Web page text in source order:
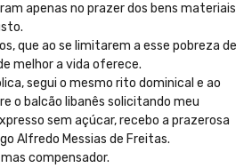
apenas no prazer dos bens materiais
que ao se limitarem a esse pobreza de
melhor a vida oferece.
segui o mesmo rito dominical e ao
o balcão libanês solicitando meu
sem açúcar, recebo a prazerosa
Alfredo Messias de Freitas.
compensador.